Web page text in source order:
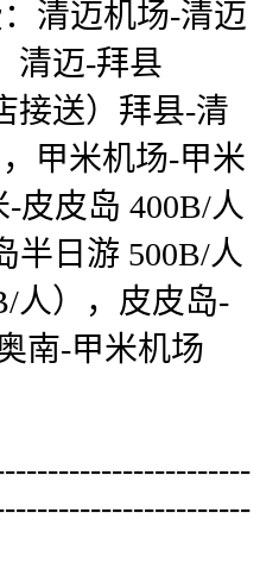
清迈机场-清迈
清迈-拜县
接送）拜县-清
甲米机场-甲米
皮皮岛 400B/人
半日游 500B/人
人），皮皮岛-
南-甲米机场